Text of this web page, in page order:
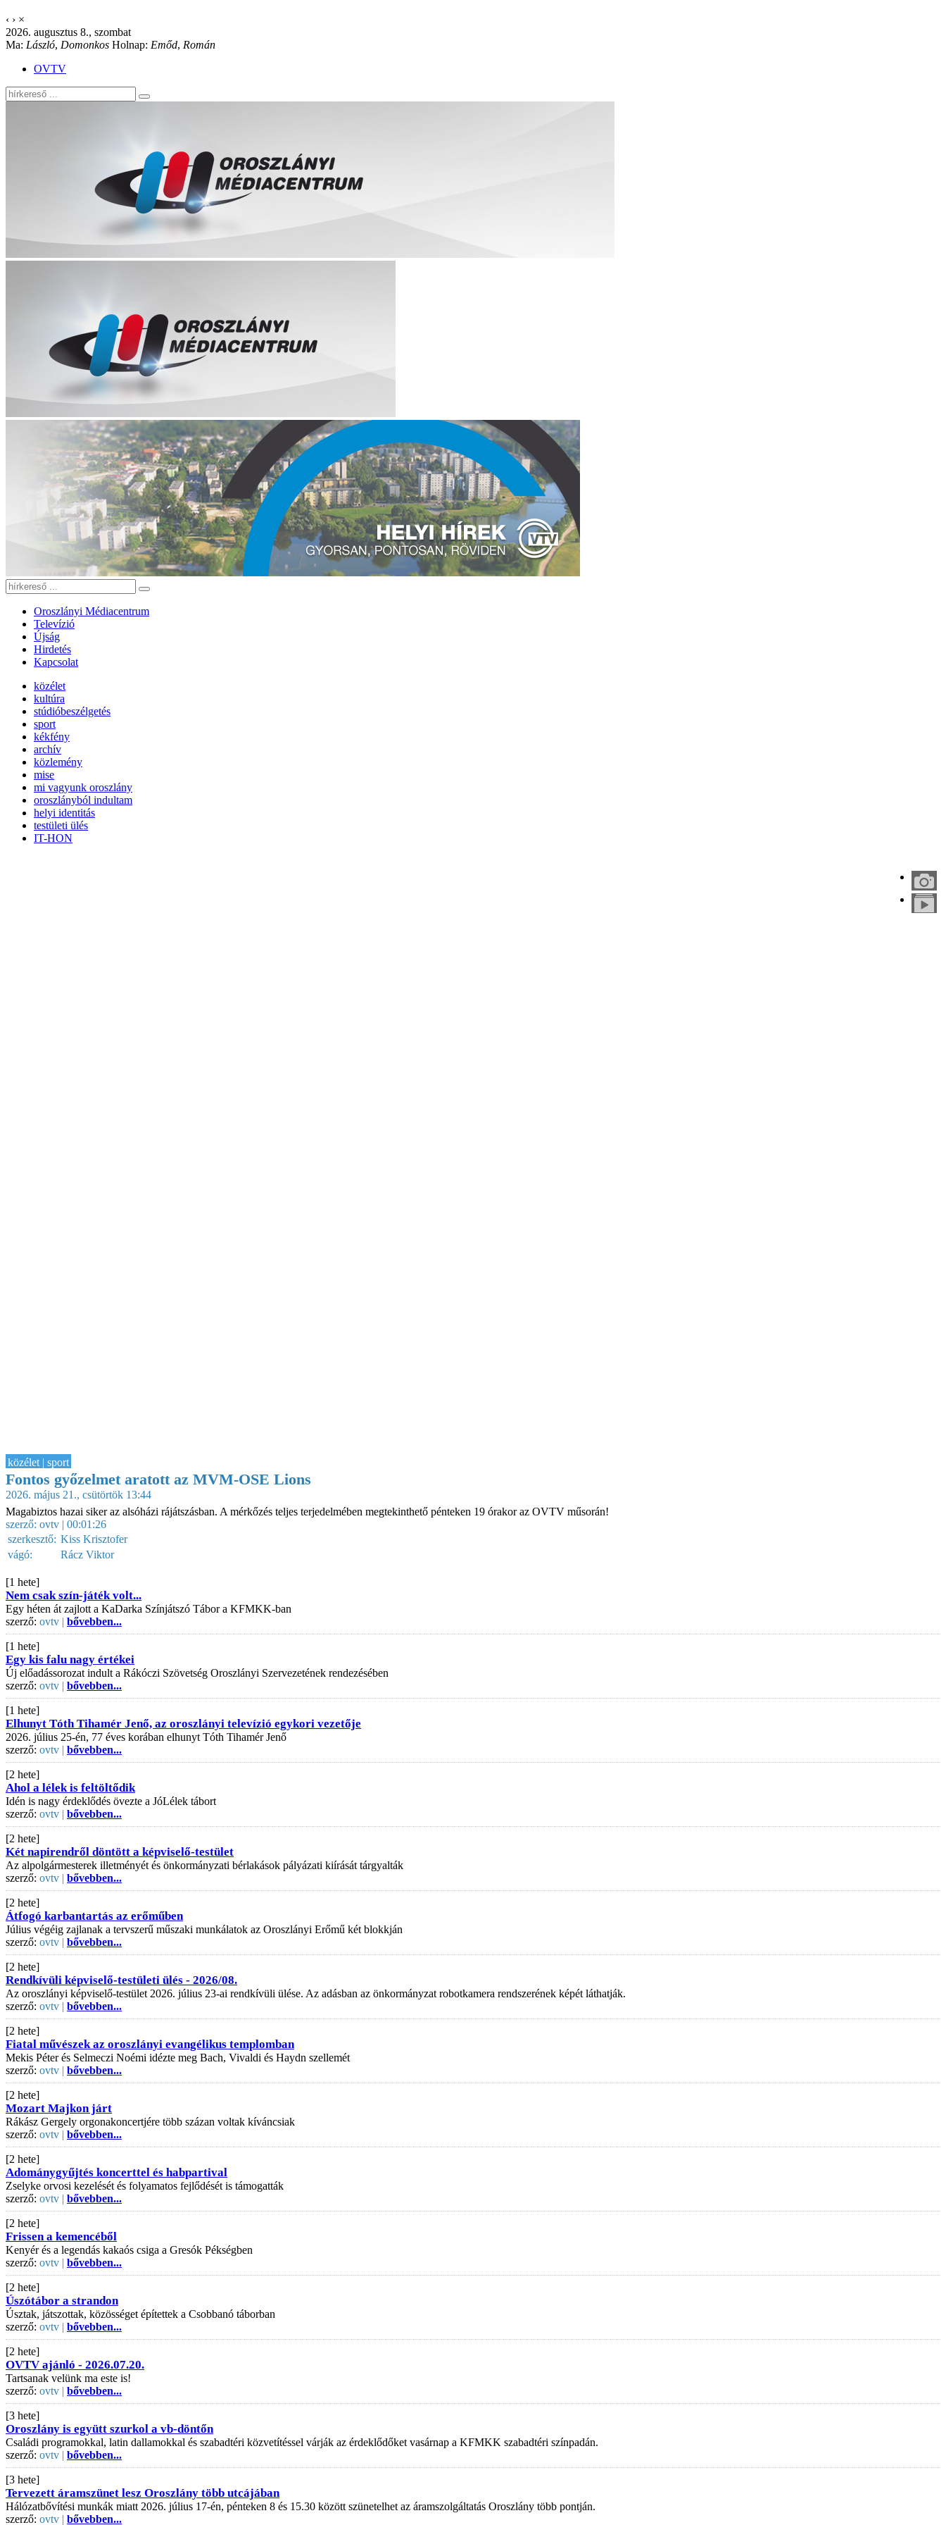
‹ › ×
2026. augusztus 8., szombat
Ma: László, Domonkos Holnap: Emőd, Román
OVTV
Oroszlányi Médiacentrum
Televízió
Újság
Hirdetés
Kapcsolat
közélet
kultúra
stúdióbeszélgetés
sport
kékfény
archív
közlemény
mise
mi vagyunk oroszlány
oroszlányból indultam
helyi identitás
testületi ülés
IT-HON
közélet | sport
Fontos győzelmet aratott az MVM-OSE Lions
2026. május 21., csütörtök 13:44
Magabiztos hazai siker az alsóházi rájátszásban. A mérkőzés teljes terjedelmében megtekinthető pénteken 19 órakor az OVTV műsorán!
szerző: ovtv | 00:01:26
szerkesztő: Kiss Krisztofer
vágó:
Rácz Viktor
[1 hete]
Nem csak szín-játék volt...
Egy héten át zajlott a KaDarka Színjátszó Tábor a KFMKK-ban
szerző: ovtv | bővebben...
[1 hete]
Egy kis falu nagy értékei
Új előadássorozat indult a Rákóczi Szövetség Oroszlányi Szervezetének rendezésében
szerző: ovtv | bővebben...
[1 hete]
Elhunyt Tóth Tihamér Jenő, az oroszlányi televízió egykori vezetője
2026. július 25-én, 77 éves korában elhunyt Tóth Tihamér Jenő
szerző: ovtv | bővebben...
[2 hete]
Ahol a lélek is feltöltődik
Idén is nagy érdeklődés övezte a JóLélek tábort
szerző: ovtv | bővebben...
[2 hete]
Két napirendről döntött a képviselő-testület
Az alpolgármesterek illetményét és önkormányzati bérlakások pályázati kiírását tárgyalták
szerző: ovtv | bővebben...
[2 hete]
Átfogó karbantartás az erőműben
Július végéig zajlanak a tervszerű műszaki munkálatok az Oroszlányi Erőmű két blokkján
szerző: ovtv | bővebben...
[2 hete]
Rendkívüli képviselő-testületi ülés - 2026/08.
Az oroszlányi képviselő-testület 2026. július 23-ai rendkívüli ülése. Az adásban az önkormányzat robotkamera rendszerének képét láthatják.
szerző: ovtv | bővebben...
[2 hete]
Fiatal művészek az oroszlányi evangélikus templomban
Mekis Péter és Selmeczi Noémi idézte meg Bach, Vivaldi és Haydn szellemét
szerző: ovtv | bővebben...
[2 hete]
Mozart Majkon járt
Rákász Gergely orgonakoncertjére több százan voltak kíváncsiak
szerző: ovtv | bővebben...
[2 hete]
Adománygyűjtés koncerttel és habpartival
Zselyke orvosi kezelését és folyamatos fejlődését is támogatták
szerző: ovtv | bővebben...
[2 hete]
Frissen a kemencéből
Kenyér és a legendás kakaós csiga a Gresók Pékségben
szerző: ovtv | bővebben...
[2 hete]
Úszótábor a strandon
Úsztak, játszottak, közösséget építettek a Csobbanó táborban
szerző: ovtv | bővebben...
[2 hete]
OVTV ajánló - 2026.07.20.
Tartsanak velünk ma este is!
szerző: ovtv | bővebben...
[3 hete]
Oroszlány is együtt szurkol a vb-döntőn
Családi programokkal, latin dallamokkal és szabadtéri közvetítéssel várják az érdeklődőket vasárnap a KFMKK szabadtéri színpadán.
szerző: ovtv | bővebben...
[3 hete]
Tervezett áramszünet lesz Oroszlány több utcájában
Hálózatbővítési munkák miatt 2026. július 17-én, pénteken 8 és 15.30 között szünetelhet az áramszolgáltatás Oroszlány több pontján.
szerző: ovtv | bővebben...